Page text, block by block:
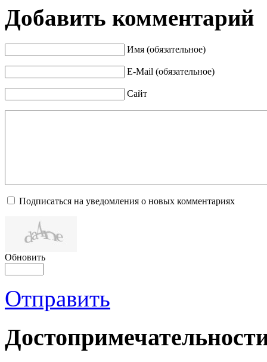
Добавить комментарий
Имя (обязательное)
E-Mail (обязательное)
Сайт
Подписаться на уведомления о новых комментариях
Обновить
Отправить